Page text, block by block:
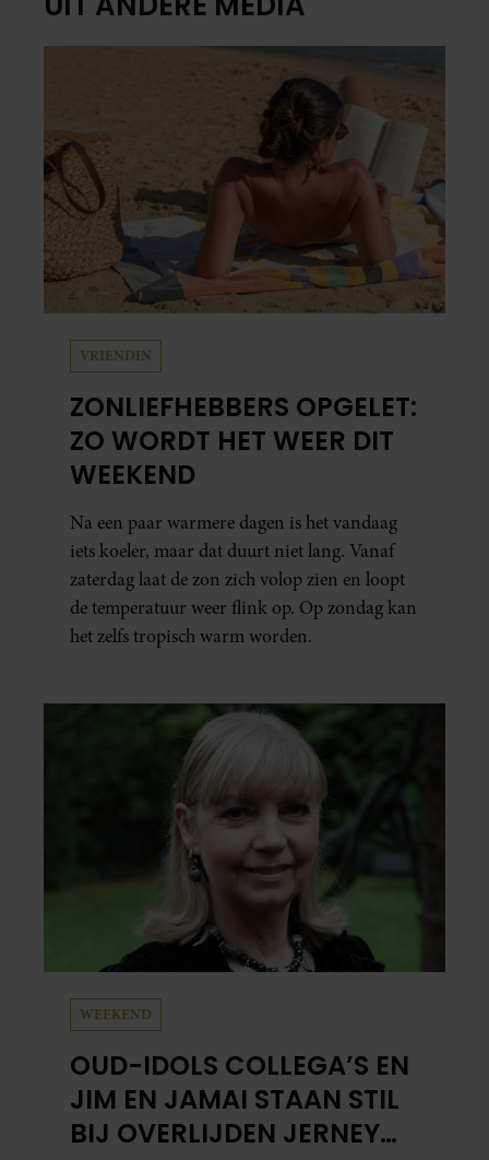
VRIENDIN
ZONLIEFHEBBERS OPGELET:
ZO WORDT HET WEER DIT
WEEKEND
Na een paar warmere dagen is het vandaag
iets koeler, maar dat duurt niet lang. Vanaf
zaterdag laat de zon zich volop zien en loopt
de temperatuur weer flink op. Op zondag kan
het zelfs tropisch warm worden.
WEEKEND
OUD-IDOLS COLLEGA’S EN
JIM EN JAMAI STAAN STIL
BIJ OVERLIJDEN JERNEY